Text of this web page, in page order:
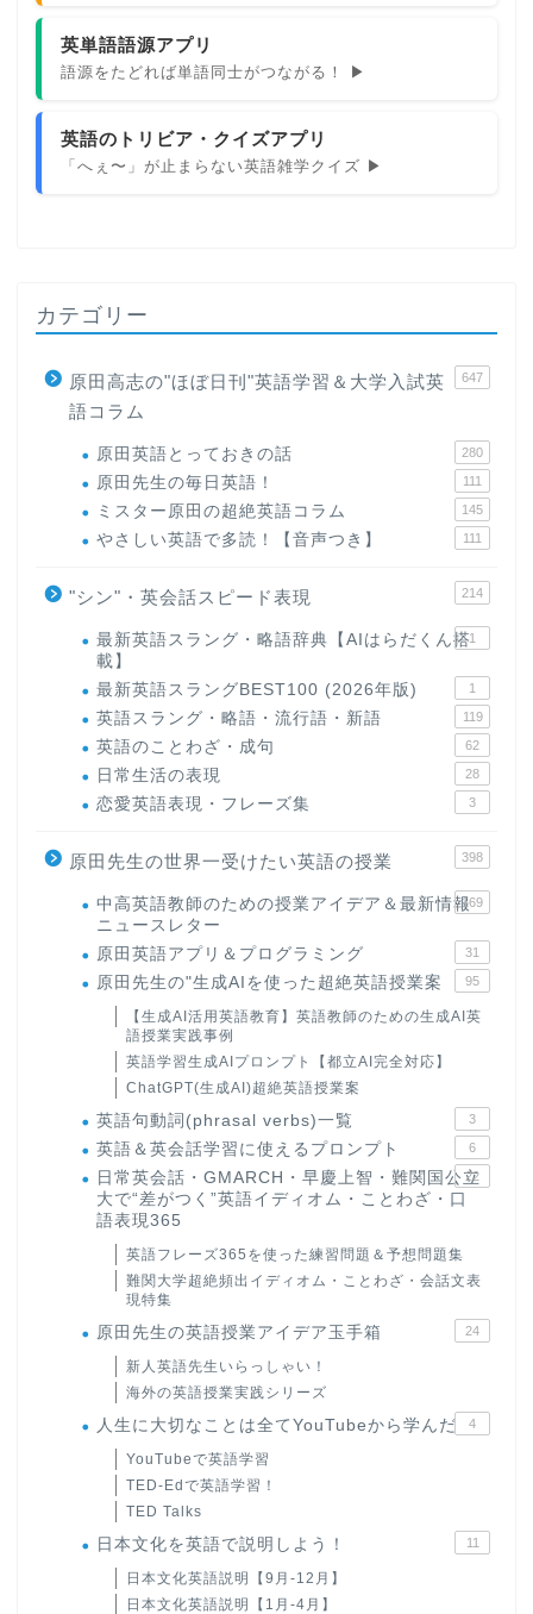
英単語語源アプリ
語源をたどれば単語同士がつながる！ ▶
英語のトリビア・クイズアプリ
「へぇ〜」が止まらない英語雑学クイズ ▶
カテゴリー
原田高志の"ほぼ日刊"英語学習＆大学入試英
語コラム
647
原田英語とっておきの話 280
原田先生の毎日英語！ 111
ミスター原田の超絶英語コラム 145
やさしい英語で多読！【音声つき】 111
"シン"・英会話スピード表現 214
最新英語スラング・略語辞典【AIはらだくん搭
載】
1
最新英語スラングBEST100 (2026年版) 1
英語スラング・略語・流行語・新語 119
英語のことわざ・成句 62
日常生活の表現 28
恋愛英語表現・フレーズ集 3
原田先生の世界一受けたい英語の授業 398
中高英語教師のための授業アイデア＆最新情報
ニュースレター
169
原田英語アプリ＆プログラミング 31
原田先生の"生成AIを使った超絶英語授業案 95
【生成AI活用英語教育】英語教師のための生成AI英
語授業実践事例
英語学習生成AIプロンプト【都立AI完全対応】
ChatGPT(生成AI)超絶英語授業案
英語句動詞(phrasal verbs)一覧 3
英語＆英会話学習に使えるプロンプト 6
日常英会話・GMARCH・早慶上智・難関国公立
大で“差がつく”英語イディオム・ことわざ・口
語表現365
22
英語フレーズ365を使った練習問題＆予想問題集
難関大学超絶頻出イディオム・ことわざ・会話文表
現特集
原田先生の英語授業アイデア玉手箱 24
新人英語先生いらっしゃい！
海外の英語授業実践シリーズ
人生に大切なことは全てYouTubeから学んだ 4
YouTubeで英語学習
TED-Edで英語学習！
TED Talks
日本文化を英語で説明しよう！ 11
日本文化英語説明【9月-12月】
日本文化英語説明【1月-4月】